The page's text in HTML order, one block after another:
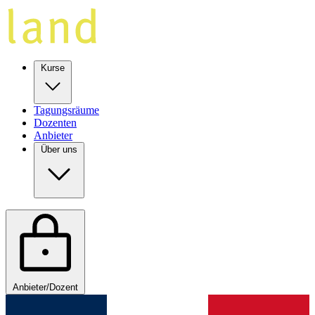
Kurse
Tagungsräume
Dozenten
Anbieter
Über uns
Anbieter/Dozent